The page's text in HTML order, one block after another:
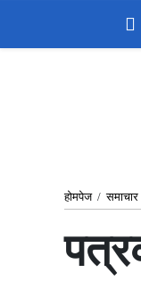
होमपेज/समाचार